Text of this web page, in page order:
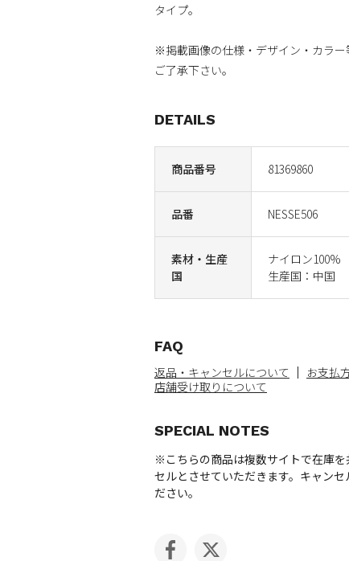
商品番号 81369860
品番 NESSE506
素材・生産
国
ナイロン100%
生産国：中国
タイプ。
※掲載画像の仕様・デザイン・カラ
ご了承下さい。
DETAILS
FAQ
返品・キャンセルについて お支払
店舗受け取りについて
SPECIAL NOTES
※こちらの商品は複数サイトで在庫
セルとさせていただきます。キャン
ださい。